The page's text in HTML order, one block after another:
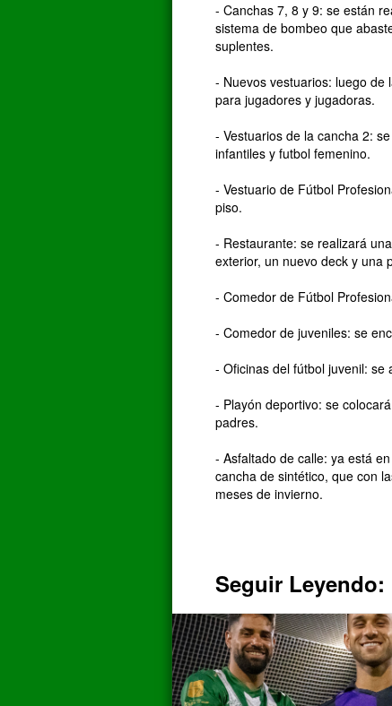
- Canchas 7, 8 y 9: se están
sistema de bombeo que
suplentes.
- Nuevos vestuarios: luego de
para jugadores y jugadoras.
- Vestuarios de la cancha 2:
infantiles y futbol femenino.
- Vestuario de Fútbol
piso.
- Restaurante: se realizará
exterior, un nuevo deck y una
- Comedor de Fútbol
- Comedor de juveniles: se
- Oficinas del fútbol juvenil:
- Playón deportivo: se
padres.
- Asfaltado de calle: ya está
cancha de sintético, que con
meses de invierno.
Seguir Leyendo: